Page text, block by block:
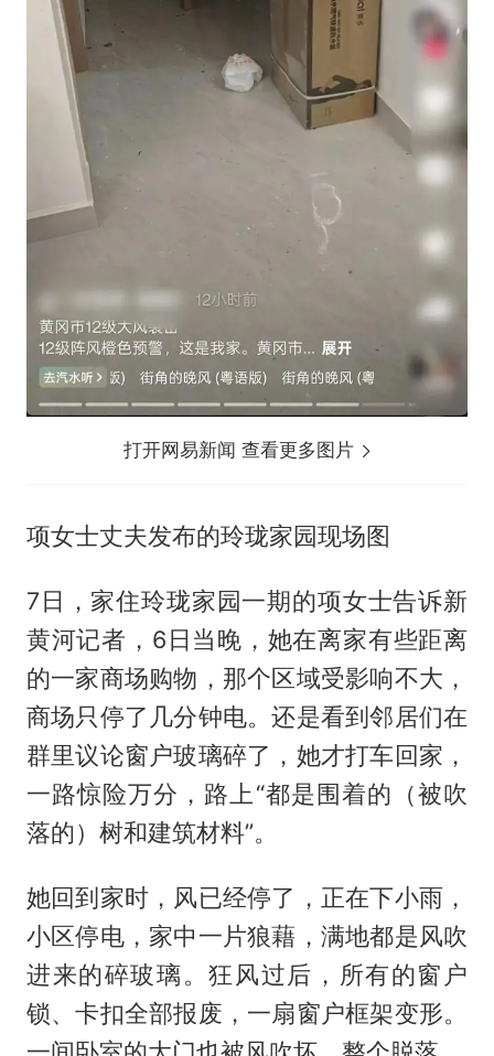
打开网易新闻 查看更多图片
项女士丈夫发布的玲珑家园现场图
7日，家住玲珑家园一期的项女士告诉新
黄河记者，6日当晚，她在离家有些距离
的一家商场购物，那个区域受影响不大，
商场只停了几分钟电。还是看到邻居们在
群里议论窗户玻璃碎了，她才打车回家，
一路惊险万分，路上“都是围着的（被吹
落的）树和建筑材料”。
她回到家时，风已经停了，正在下小雨，
小区停电，家中一片狼藉，满地都是风吹
进来的碎玻璃。狂风过后，所有的窗户
锁、卡扣全部报废，一扇窗户框架变形。